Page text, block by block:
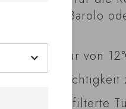
Burgund, Barolo
Temperatur von
durch gefilterte